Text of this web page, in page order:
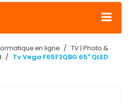
en ligne
TV | Photo &
Tv Vega F65F2QBG 65" QLED